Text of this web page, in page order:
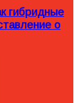
гибридные
о